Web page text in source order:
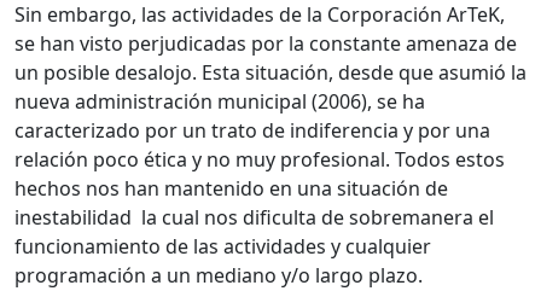
Sin embargo, las actividades de la Corporación ArTeK,
se han visto perjudicadas por la constante amenaza de
un posible desalojo. Esta situación, desde que asumió la
nueva administración municipal (2006), se ha
caracterizado por un trato de indiferencia y por una
relación poco ética y no muy profesional. Todos estos
hechos nos han mantenido en una situación de
inestabilidad la cual nos dificulta de sobremanera el
funcionamiento de las actividades y cualquier
programación a un mediano y/o largo plazo.